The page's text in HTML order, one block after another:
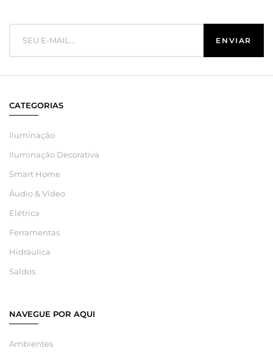
CATEGORIAS
Iluminação
Iluminação Decorativa
Smart Home
Áudio & Vídeo
Elétrica
Ferramentas
Hidráulica
Saldos
NAVEGUE POR AQUI
Ambientes